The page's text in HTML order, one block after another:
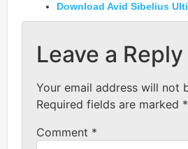
Download Avid Sibelius
Leave a Reply
Your email address will not
Required fields are marked *
Comment *